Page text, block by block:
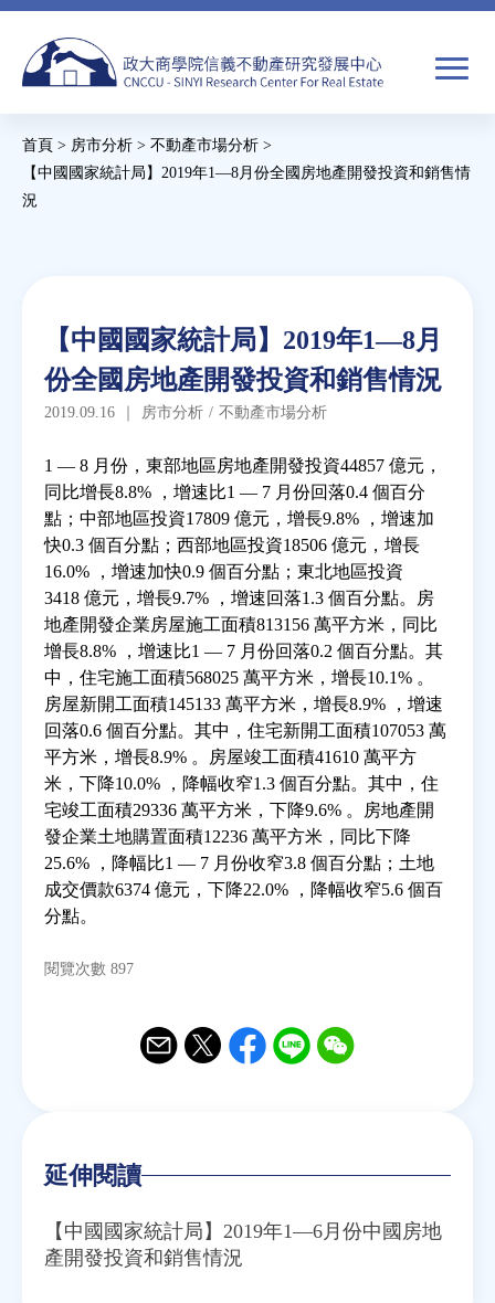
Jump
navigation
搜
尋
搜
尋
教育推廣
研究獎勵
房地產年鑑
電子報
相關連結
訂閱電子報
您
在
首頁 > 房市分析 > 不動產市場分析 >
【中國國家統計局】2019年1—8月份全國房地產開發投資和銷售情
況
Back
top
【中國國家統計局】2019年1—8月
份全國房地產開發投資和銷售情況
2019.09.16 ｜ 房市分析 / 不動產市場分析
1 — 8 月份，東部地區房地產開發投資44857 億元，
同比增長8.8% ，增速比1 — 7 月份回落0.4 個百分
點；中部地區投資17809 億元，增長9.8% ，增速加
快0.3 個百分點；西部地區投資18506 億元，增長
16.0% ，增速加快0.9 個百分點；東北地區投資
3418 億元，增長9.7% ，增速回落1.3 個百分點。房
地產開發企業房屋施工面積813156 萬平方米，同比
增長8.8% ，增速比1 — 7 月份回落0.2 個百分點。其
中，住宅施工面積568025 萬平方米，增長10.1% 。
房屋新開工面積145133 萬平方米，增長8.9% ，增速
回落0.6 個百分點。其中，住宅新開工面積107053 萬
平方米，增長8.9% 。房屋竣工面積41610 萬平方
米，下降10.0% ，降幅收窄1.3 個百分點。其中，住
宅竣工面積29336 萬平方米，下降9.6% 。房地產開
發企業土地購置面積12236 萬平方米，同比下降
25.6% ，降幅比1 — 7 月份收窄3.8 個百分點；土地
成交價款6374 億元，下降22.0% ，降幅收窄5.6 個百
分點。
閱覽次數 897
延伸閱讀
【中國國家統計局】2019年1—6月份中國房地
產開發投資和銷售情況